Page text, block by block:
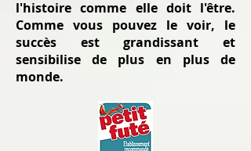
l'histoire comme elle doit l'être.
Comme vous pouvez le voir, le
succès est grandissant et
sensibilise de plus en plus de
monde.